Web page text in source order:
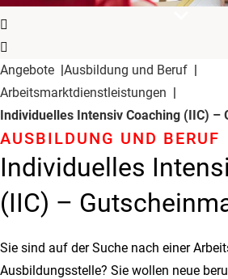
expand_more
Angebote
Ausbildung und Beruf
Arbeitsmarkt­dienstleistungen
Individuelles Intensiv Coaching (IIC) –
Individuelles
(IIC) –
AUSBILDUNG UND BERUF
Sie sind auf der Suche nach einer
Ausbildungsstelle? Sie wollen neue